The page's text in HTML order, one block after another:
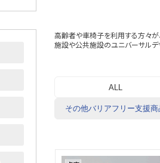
高齢者や車椅子を利用する方々が
施設や公共施設のユニバーサルデ
ALL
その他バリアフリー支援商